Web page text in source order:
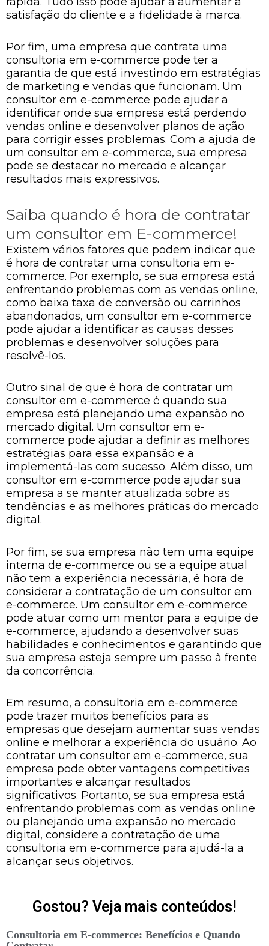
satisfação do cliente e a fidelidade à marca.
Por fim, uma empresa que contrata uma
consultoria em e-commerce pode ter a
garantia de que está investindo em estratégias
de marketing e vendas que funcionam. Um
consultor em e-commerce pode ajudar a
identificar onde sua empresa está perdendo
vendas online e desenvolver planos de ação
para corrigir esses problemas. Com a ajuda de
um consultor em e-commerce, sua empresa
pode se destacar no mercado e alcançar
resultados mais expressivos.
Saiba quando é hora de contratar
um consultor em E-commerce!
Existem vários fatores que podem indicar que
é hora de contratar uma consultoria em e-
commerce. Por exemplo, se sua empresa está
enfrentando problemas com as vendas online,
como baixa taxa de conversão ou carrinhos
abandonados, um consultor em e-commerce
pode ajudar a identificar as causas desses
problemas e desenvolver soluções para
resolvê-los.
Outro sinal de que é hora de contratar um
consultor em e-commerce é quando sua
empresa está planejando uma expansão no
mercado digital. Um consultor em e-
commerce pode ajudar a definir as melhores
estratégias para essa expansão e a
implementá-las com sucesso. Além disso, um
consultor em e-commerce pode ajudar sua
empresa a se manter atualizada sobre as
tendências e as melhores práticas do mercado
digital.
Por fim, se sua empresa não tem uma equipe
interna de e-commerce ou se a equipe atual
não tem a experiência necessária, é hora de
considerar a contratação de um consultor em
e-commerce. Um consultor em e-commerce
pode atuar como um mentor para a equipe de
e-commerce, ajudando a desenvolver suas
habilidades e conhecimentos e garantindo que
sua empresa esteja sempre um passo à frente
da concorrência.
Em resumo, a consultoria em e-commerce
pode trazer muitos benefícios para as
empresas que desejam aumentar suas vendas
online e melhorar a experiência do usuário. Ao
contratar um consultor em e-commerce, sua
empresa pode obter vantagens competitivas
importantes e alcançar resultados
significativos. Portanto, se sua empresa está
enfrentando problemas com as vendas online
ou planejando uma expansão no mercado
digital, considere a contratação de uma
consultoria em e-commerce para ajudá-la a
alcançar seus objetivos.
Gostou? Veja mais conteúdos!
Consultoria em E-commerce: Benefícios e Quando